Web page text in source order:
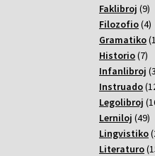
Faklibroj 99
Filozofio 44
Gramatiko
Historio 77
Infanlibroj
Instruado
Legolibroj
Lerniloj 4949
Lingvistiko
Literaturo